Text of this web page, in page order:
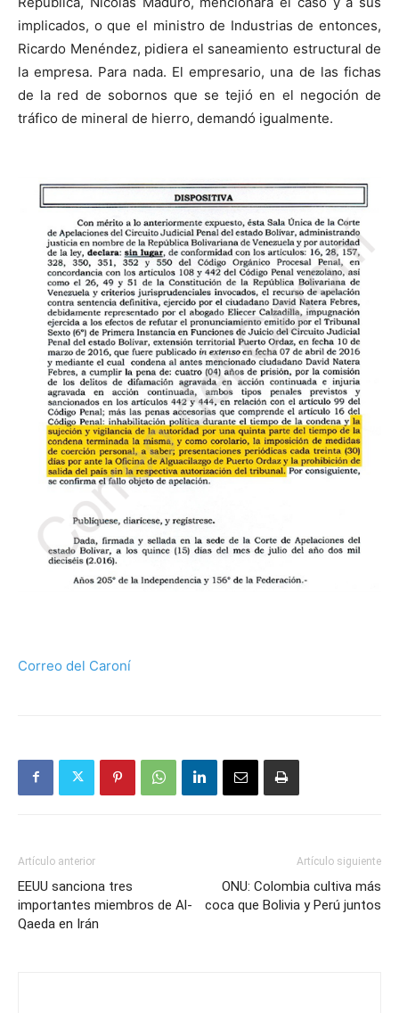
implicados, o que el ministro de Industrias de entonces,
Ricardo Menéndez, pidiera el saneamiento estructural de
la empresa. Para nada. El empresario, una de las fichas
de la red de sobornos que se tejió en el negoción de
tráfico de mineral de hierro, demandó igualmente.
Correo del Caroní
Artículo anterior
EEUU sanciona tres
importantes miembros de Al-
Qaeda en Irán
Artículo siguiente
ONU: Colombia cultiva más
coca que Bolivia y Perú juntos